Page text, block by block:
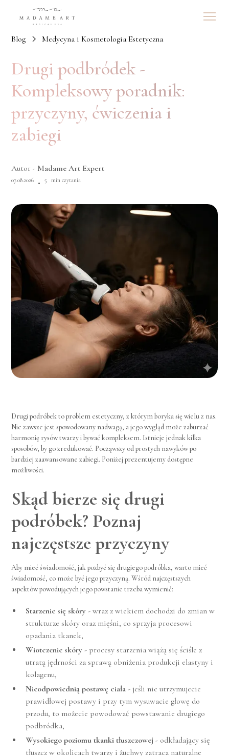
Blog Medycyna i Kosmetologia Estetyczna
Drugi podbródek -
Kompleksowy poradnik:
przyczyny, ćwiczenia i
zabiegi
Autor - Madame Art Expert
07.08.2026 • 5 min czytania
Drugi podróbek to problem estetyczny, z którym boryka się wielu z nas.
Nie zawsze jest spowodowany nadwagą, a jego wygląd może zaburzać
harmonię rysów twarzy i bywać kompleksem. Istnieje jednak kilka
sposobów, by go zredukować. Począwszy od prostych nawyków po
bardziej zaawansowane zabiegi. Poniżej prezentujemy dostępne
możliwości.
Skąd bierze się drugi
podróbek? Poznaj
najczęstsze przyczyny
Aby mieć świadomość, jak pozbyć się drugiego podróbka, warto mieć
świadomość, co może być jego przyczyną. Wśród najczęstszych
aspektów powodujących jego powstanie trzeba wymienić:
Starzenie się skóry- wraz z wiekiem dochodzi do zmian w
strukturze skóry oraz mięśni, co sprzyja procesowi
opadania tkanek,
Wiotczenie skóry- procesy starzenia wiążą się ściśle z
utratą jędrności za sprawą obniżenia produkcji elastyny i
kolagenu,
Nieodpowiednią postawę ciała- jeśli nie utrzymujecie
prawidłowej postawy i przy tym wysuwacie głowę do
przodu, to możecie powodować powstawanie drugiego
podbródka,
Wysokiego poziomu tkanki tłuszczowej- odkładający się
tłuszcz w okolicach twarzy i żuchwy zatraca naturalne